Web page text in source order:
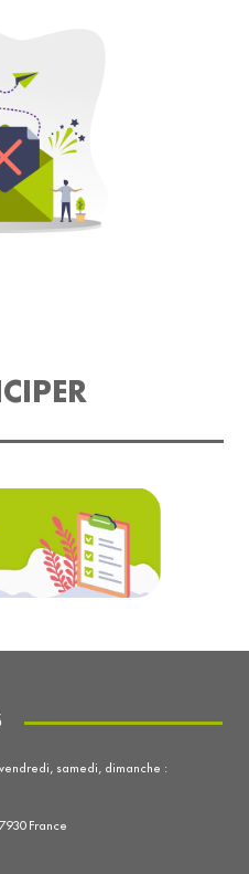
France
samedi, dimanche :